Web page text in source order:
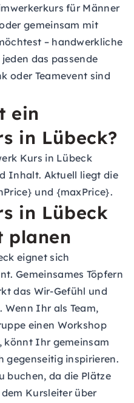
für Männer
gemeinsam mit
– handwerkliche
das passende
oder Teamevent sind
ein
in Lübeck?
Kurs in Lübeck
Inhalt. Aktuell liegt die
und {maxPrice}.
in Lübeck
planen
eignet sich
Gemeinsames Töpfern
das Wir-Gefühl und
Wenn Ihr als Team,
einen Workshop
könnt Ihr gemeinsam
gegenseitig inspirieren.
buchen, da die Plätze
Kursleiter über